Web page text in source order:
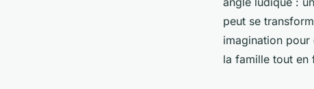
peut se
imagination pour
la famille tout en